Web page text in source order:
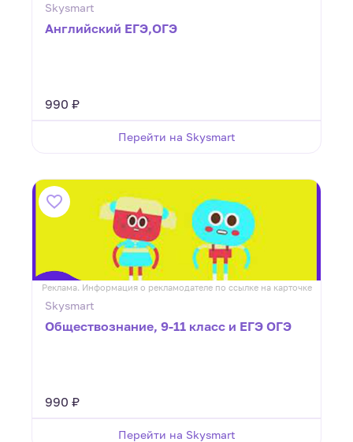
Skysmart
Английский ЕГЭ,ОГЭ
990 ₽
Перейти на Skysmart
Реклама. Информация о рекламодателе по ссылке на карточке
Skysmart
Обществознание, 9-11 класс и ЕГЭ ОГЭ
990 ₽
Перейти на Skysmart